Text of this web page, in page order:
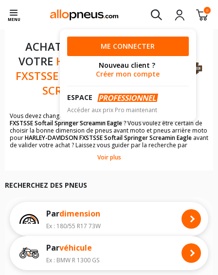
MENU
0
ME CONNECTER
Nouveau client ?
Créer mon compte
ESPACE
Accéder aux prix Pro maintenant
ACHAT DE PNEUS POUR
VOTRE HARLEY-DAVIDSON
FXSTSSE SOFTAIL SPRINGER
SCREAMIN EAGLE
Vous devez changer les pneus moto de votre
FXSTSSE Softail Springer Screamin Eagle? Vous voulez être certain de
choisir la bonne dimension de pneus avant moto et pneus arrière moto
pourHARLEY-DAVIDSON FXSTSSE Softail Springer Screamin Eagle avant
de valider votre achat ? Laissez vous guider par la recherche par
HARLEY-DAVIDSON.
pneumatiques. Grâce à la recherche simplifiée pour les motos
DAVIDSON FXSTSSE Softail Springer Screamin Eagle
Vous ne savez pas comment trouver les dimensions de vos pneus ? Ces
informations sont indiquées sur le flanc des pneumatiques, dans le
carnet de bord de la moto ainsi que sur l'étiquette collée sur la moto.
pneus arrière moto grâce à notre moteur de recherche par véhicule,
simplement et facilement.
Nous recommandons de toujours monter des pneus moto avec les
Voir plus
RECHERCHEZ DES PNEUS
Pardimension
Ex : 180/55 R17 73W
Parvéhicule
Ex : BMW R 1300 GS